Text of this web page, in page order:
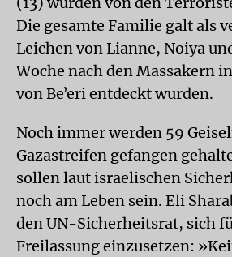
Die gesamte Familie galt als
Leichen von Lianne, Noiya
Woche nach den Massakern
von Beʼeri entdeckt wurden.
Noch immer werden 59
Gazastreifen gefangen
sollen laut israelischen
noch am Leben sein. Eli
den UN-Sicherheitsrat, sich
Freilassung einzusetzen: